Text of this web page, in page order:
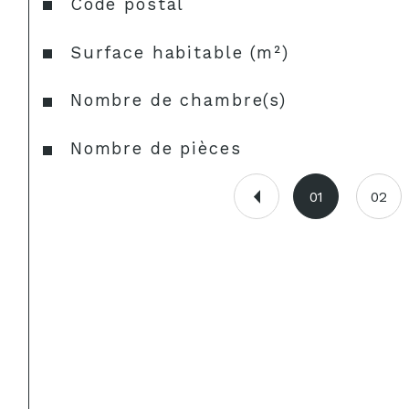
Code postal
Surface habitable (m²)
Nombre de chambre(s)
Nombre de pièces
01 02